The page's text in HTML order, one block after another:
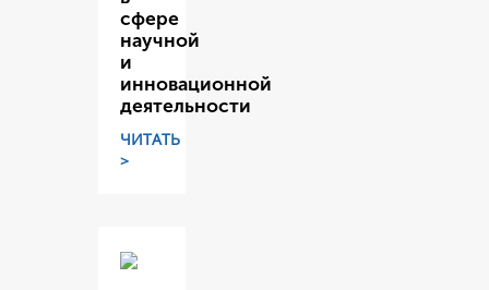
сфере
научной
и
инновационной
деятельности
ЧИТАТЬ
>